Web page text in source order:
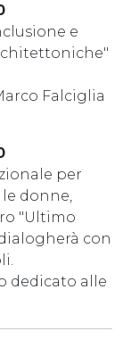
e
Falciglia
per
donne,
"Ultimo
con
dedicato alle